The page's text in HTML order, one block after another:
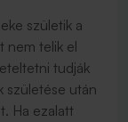
születik a
nem telik el
tudják
születése után
Ha ezalatt